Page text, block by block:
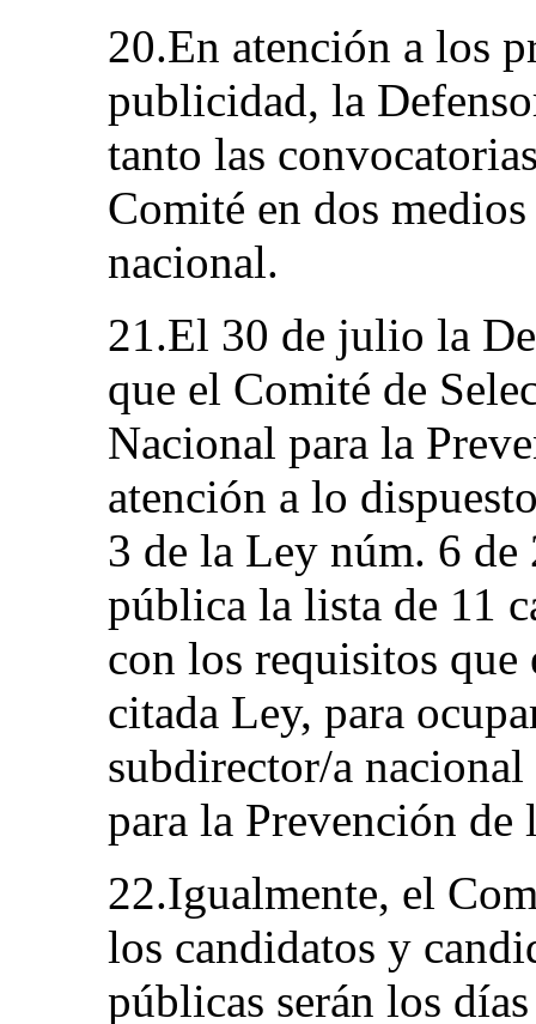
20.En atención a los
publicidad, la
tanto las
Comité en dos
nacional.
21.El 30 de julio la
que el Comité de
Nacional para la
atención a lo
3 de la Ley núm. 6
pública la lista de 11
con los requisitos que
citada Ley, para
subdirector/a
para la Prevención de
22.Igualmente, el
los candidatos y
públicas serán los